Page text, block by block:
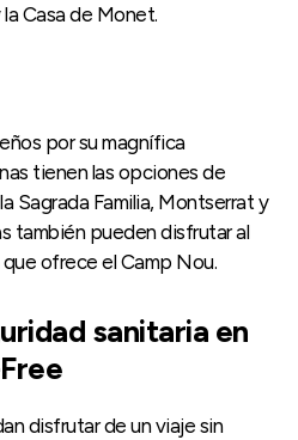
Casa de Monet.
por su magnífica
tienen las opciones de
Sagrada Familia, Montserrat y
también pueden disfrutar al
ofrece el Camp Nou.
sanitaria en
disfrutar de un viaje sin